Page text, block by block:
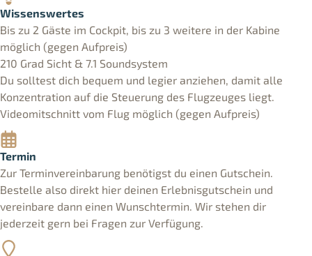
Wissenswertes
Bis zu 2 Gäste im Cockpit, bis zu 3 weitere in der Kabine
möglich (gegen Aufpreis)
210 Grad Sicht & 7.1 Soundsystem
Du solltest dich bequem und legier anziehen, damit alle
Konzentration auf die Steuerung des Flugzeuges liegt.
Videomitschnitt vom Flug möglich (gegen Aufpreis)
Termin
Zur Terminvereinbarung benötigst du einen Gutschein.
Bestelle also direkt hier deinen Erlebnisgutschein und
vereinbare dann einen Wunschtermin. Wir stehen dir
jederzeit gern bei Fragen zur Verfügung.